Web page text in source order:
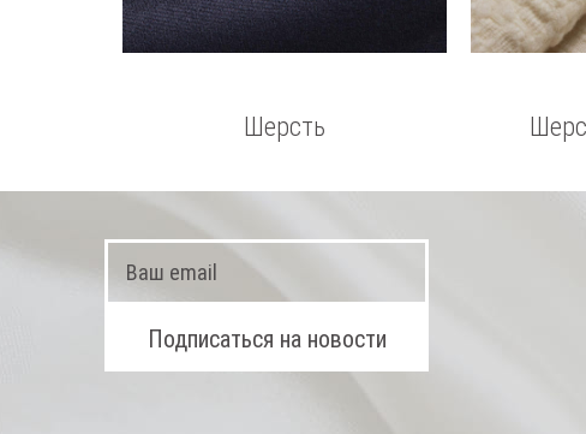
Шерсть